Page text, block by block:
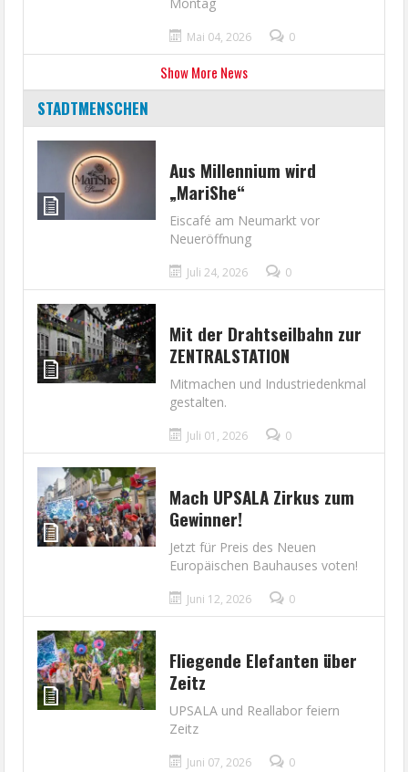
Montag
Mai 04, 2026 0
Show More News
STADTMENSCHEN
Aus Millennium wird
„MariShe“
Eiscafé am Neumarkt vor
Neueröffnung
Juli 24, 2026 0
Mit der Drahtseilbahn zur
ZENTRALSTATION
Mitmachen und Industriedenkmal
gestalten.
Juli 01, 2026 0
Mach UPSALA Zirkus zum
Gewinner!
Jetzt für Preis des Neuen
Europäischen Bauhauses voten!
Juni 12, 2026 0
Fliegende Elefanten über
Zeitz
UPSALA und Reallabor feiern
Zeitz
Juni 07, 2026 0